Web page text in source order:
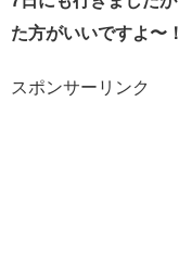
た方がいいですよ〜！
スポンサーリンク